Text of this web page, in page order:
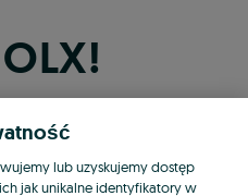
Facebooka
lub uzyskujemy dostęp
jak unikalne identyfikatory w